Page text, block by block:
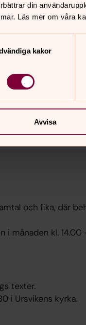
din
Läs mer om våra
kakor
Avvisa
och psalmsång.
till
som förlorat sin
och fika, där
månaden kl. 14.00
texter.
i Ursvikens kyrka.